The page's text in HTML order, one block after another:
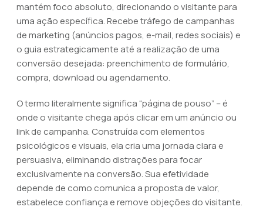
mantém foco absoluto, direcionando o visitante para
uma ação específica. Recebe tráfego de campanhas
de marketing (anúncios pagos, e-mail, redes sociais) e
o guia estrategicamente até a realização de uma
conversão desejada: preenchimento de formulário,
compra, download ou agendamento.
O termo literalmente significa “página de pouso” – é
onde o visitante chega após clicar em um anúncio ou
link de campanha. Construída com elementos
psicológicos e visuais, ela cria uma jornada clara e
persuasiva, eliminando distrações para focar
exclusivamente na conversão. Sua efetividade
depende de como comunica a proposta de valor,
estabelece confiança e remove objeções do visitante.